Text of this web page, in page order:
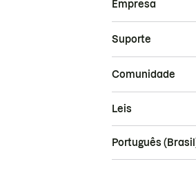
Empresa
Suporte
Comunidade
Leis
Português